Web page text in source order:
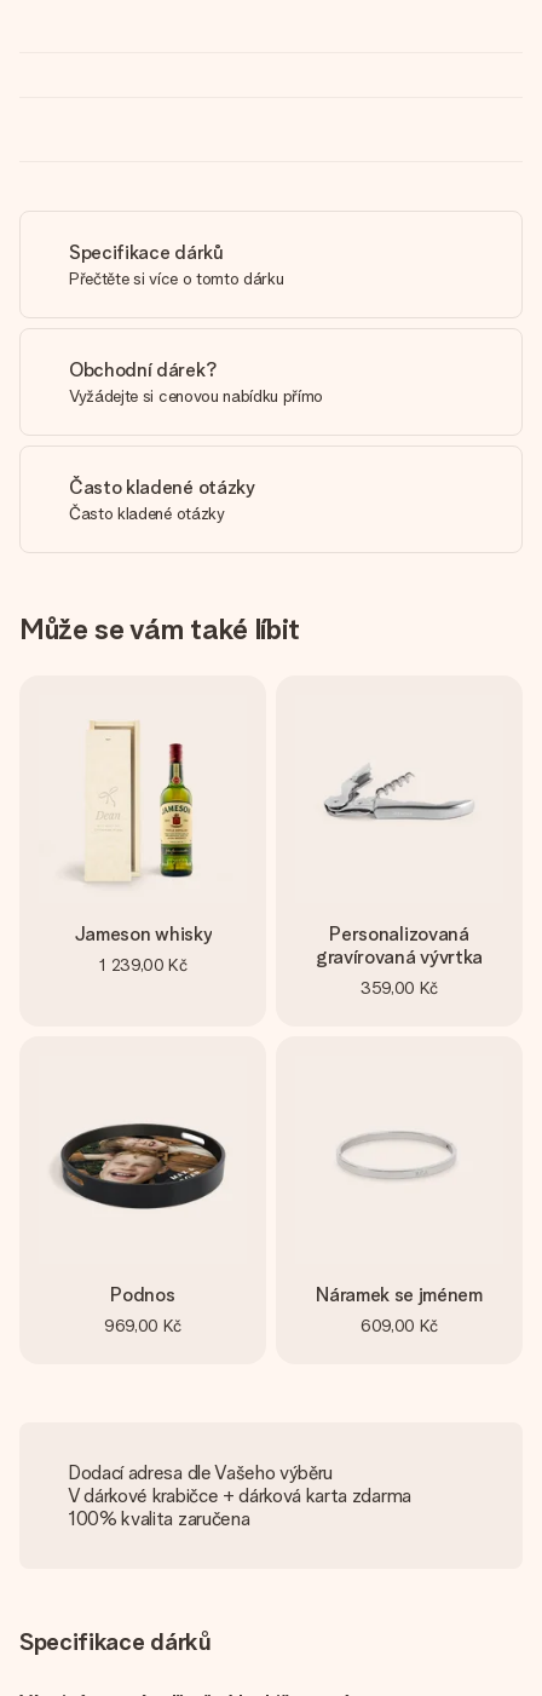
Specifikace dárků
Přečtěte si více o tomto dárku
Obchodní dárek?
Vyžádejte si cenovou nabídku přímo
Často kladené otázky
Často kladené otázky
Může se vám také líbit
Jameson whisky
1 239,00 Kč
Personalizovaná
gravírovaná vývrtka
359,00 Kč
Podnos
969,00 Kč
Náramek se jménem
609,00 Kč
Dodací adresa dle Vašeho výběru
V dárkové krabičce + dárková karta zdarma
100% kvalita zaručena
Specifikace dárků